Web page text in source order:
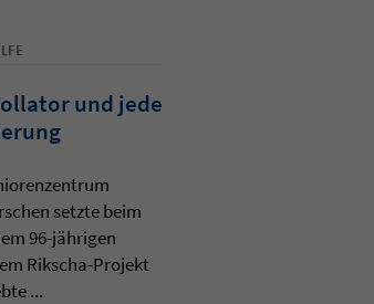
und jede
setzte beim
96-jährigen
Rikscha-Projekt
...